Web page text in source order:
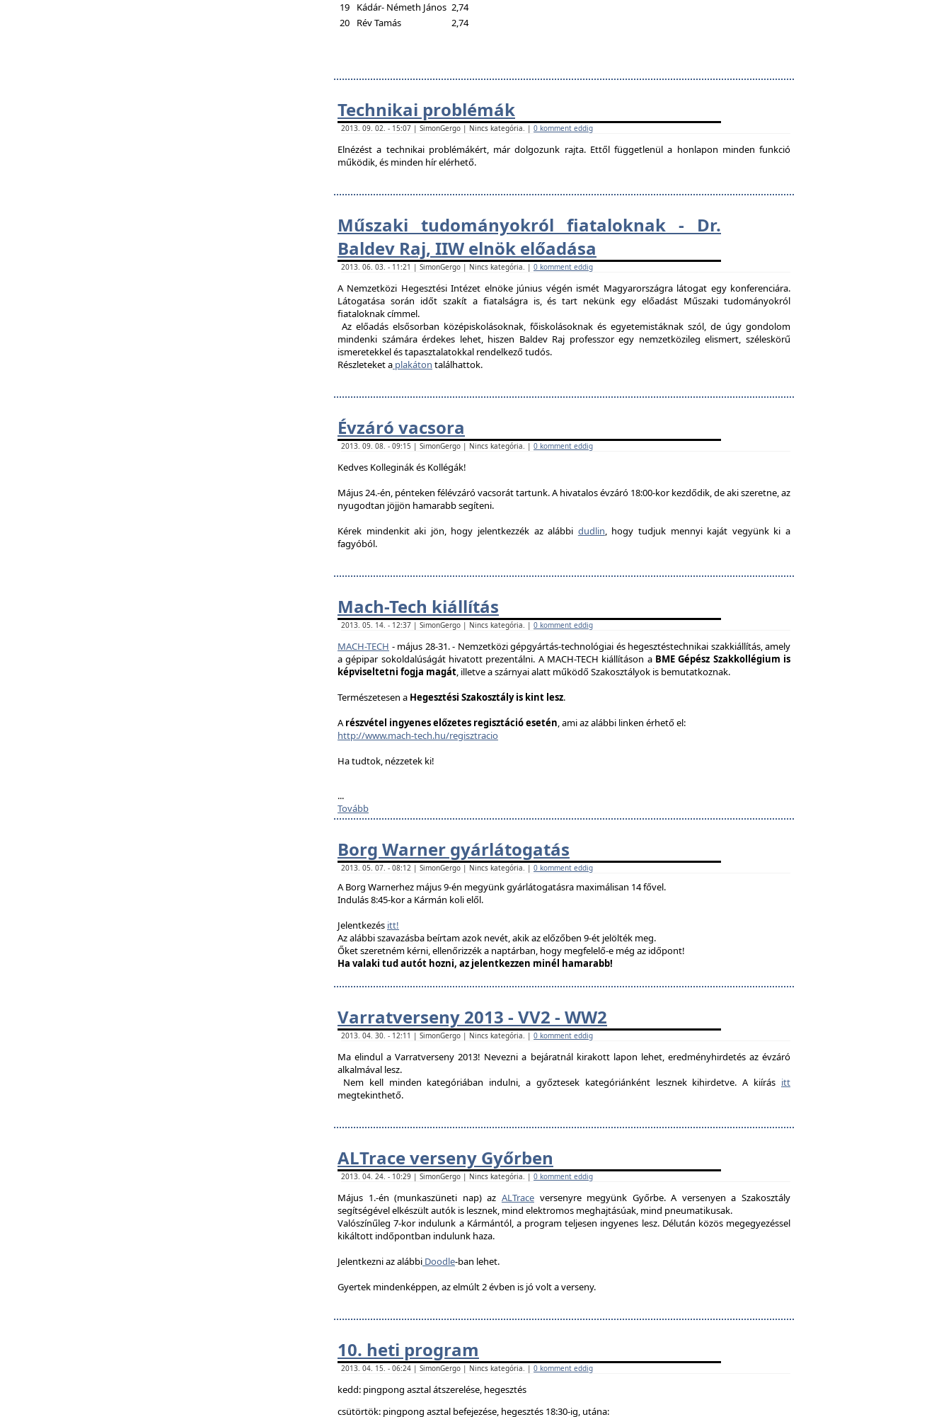
19
Kádár- Németh János 2,74
20
Rév Tamás 2,74
Technikai problémák
2013. 09. 02. - 15:07 | SimonGergo | Nincs kategória. | 0 komment eddig
Elnézést a technikai problémákért, már dolgozunk rajta. Ettől függetlenül a honlapon minden funkció
működik, és minden hír elérhető.
Műszaki tudományokról fiataloknak - Dr.
Baldev Raj, IIW elnök előadása
2013. 06. 03. - 11:21 | SimonGergo | Nincs kategória. | 0 komment eddig
A Nemzetközi Hegesztési Intézet elnöke június végén ismét Magyarországra látogat egy konferenciára.
Látogatása során időt szakít a fiatalságra is, és tart nekünk egy előadást Műszaki tudományokról
fiataloknak címmel.
Az előadás elsősorban középiskolásoknak, főiskolásoknak és egyetemistáknak szól, de úgy gondolom
mindenki számára érdekes lehet, hiszen Baldev Raj professzor egy nemzetközileg elismert, széleskörű
ismeretekkel és tapasztalatokkal rendelkező tudós.
Részleteket a plakáton találhattok.
Évzáró vacsora
2013. 09. 08. - 09:15 | SimonGergo | Nincs kategória. | 0 komment eddig
Kedves Kolleginák és Kollégák!
Május 24.-én, pénteken félévzáró vacsorát tartunk. A hivatalos évzáró 18:00-kor kezdődik, de aki szeretne, az
nyugodtan jöjjön hamarabb segíteni.
Kérek mindenkit aki jön, hogy jelentkezzék az alábbi dudlin, hogy tudjuk mennyi kaját vegyünk ki a
fagyóból.
Mach-Tech kiállítás
2013. 05. 14. - 12:37 | SimonGergo | Nincs kategória. | 0 komment eddig
MACH-TECH - május 28-31.- Nemzetközi gépgyártás-technológiai és hegesztéstechnikai szakkiállítás, amely
a gépipar sokoldalúságát hivatott prezentálni. A MACH-TECH kiállításon a BME Gépész Szakkollégium is
képviseltetni fogja magát, illetve a szárnyai alatt működő Szakosztályok is bemutatkoznak.
Természetesen a Hegesztési Szakosztály is kint lesz.
Arészvétel ingyenes előzetes regisztáció esetén, ami az alábbi linken érhető el:
http://www.mach-tech.hu/regisztracio
Ha tudtok, nézzetek ki!
...
Tovább
Borg Warner gyárlátogatás
2013. 05. 07. - 08:12 | SimonGergo | Nincs kategória. | 0 komment eddig
A Borg Warnerhez május 9-én megyünk gyárlátogatásra maximálisan 14 fővel.
Indulás 8:45-kor a Kármán koli elől.
Jelentkezés itt!
Az alábbi szavazásba beírtam azok nevét, akik az előzőben 9-ét jelölték meg.
Őket szeretném kérni, ellenőrizzék a naptárban, hogy megfelelő-e még az időpont!
Ha valaki tud autót hozni, az jelentkezzen minél hamarabb!
Varratverseny 2013 - VV2 - WW2
2013. 04. 30. - 12:11 | SimonGergo | Nincs kategória. | 0 komment eddig
Ma elindul a Varratverseny 2013! Nevezni a bejáratnál kirakott lapon lehet, eredményhirdetés az évzáró
alkalmával lesz.
Nem kell minden kategóriában indulni, a győztesek kategóriánként lesznek kihirdetve. A kiírás itt
megtekinthető.
ALTrace verseny Győrben
2013. 04. 24. - 10:29 | SimonGergo | Nincs kategória. | 0 komment eddig
Május 1.-én (munkaszüneti nap) az ALTraceversenyre megyünk Győrbe. A versenyen a Szakosztály
segítségével elkészült autók is lesznek, mind elektromos meghajtásúak, mind pneumatikusak.
Valószínűleg 7-kor indulunk a Kármántól, a program teljesen ingyenes lesz.Délután közös megegyezéssel
kikáltott indőpontban indulunk haza.
Jelentkezni az alábbi Doodle-ban lehet.
Gyertek mindenképpen, az elmúlt 2 évben is jó volt a verseny.
10. heti program
2013. 04. 15. - 06:24 | SimonGergo | Nincs kategória. | 0 komment eddig
kedd: pingpong asztal átszerelése, hegesztés
csütörtök: pingpong asztal befejezése, hegesztés 18:30-ig, utána: